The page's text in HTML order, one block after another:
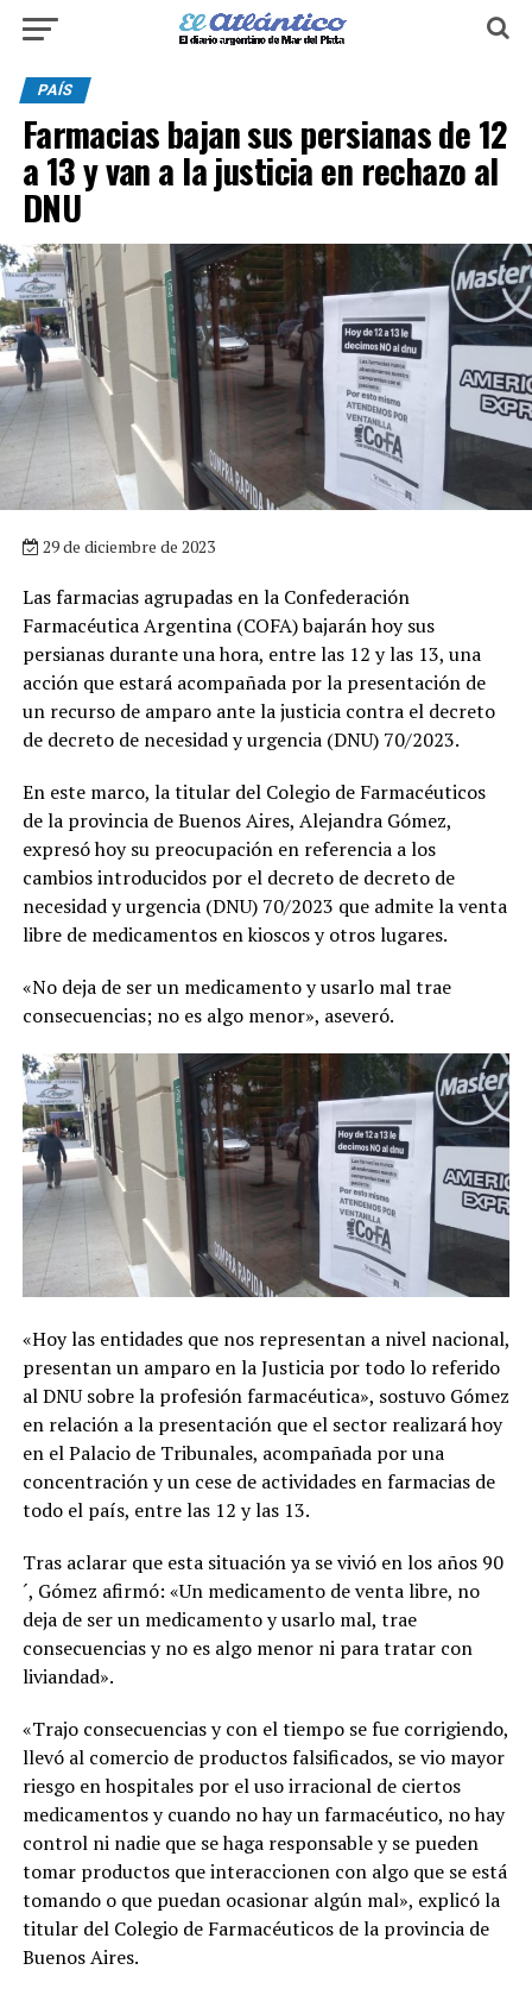
PAÍS
Farmacias bajan sus persianas de 12
a 13 y van a la justicia en rechazo al
DNU
29 de diciembre de 2023
Las farmacias agrupadas en la Confederación
Farmacéutica Argentina (COFA) bajarán hoy sus
persianas durante una hora, entre las 12 y las 13, una
acción que estará acompañada por la presentación de
un recurso de amparo ante la justicia contra el decreto
de decreto de necesidad y urgencia (DNU) 70/2023.
En este marco, la titular del Colegio de Farmacéuticos
de la provincia de Buenos Aires, Alejandra Gómez,
expresó hoy su preocupación en referencia a los
cambios introducidos por el decreto de decreto de
necesidad y urgencia (DNU) 70/2023 que admite la venta
libre de medicamentos en kioscos y otros lugares.
«No deja de ser un medicamento y usarlo mal trae
consecuencias; no es algo menor», aseveró.
«Hoy las entidades que nos representan a nivel nacional,
presentan un amparo en la Justicia por todo lo referido
al DNU sobre la profesión farmacéutica», sostuvo Gómez
en relación a la presentación que el sector realizará hoy
en el Palacio de Tribunales, acompañada por una
concentración y un cese de actividades en farmacias de
todo el país, entre las 12 y las 13.
Tras aclarar que esta situación ya se vivió en los años 90
´, Gómez afirmó: «Un medicamento de venta libre, no
deja de ser un medicamento y usarlo mal, trae
consecuencias y no es algo menor ni para tratar con
liviandad».
«Trajo consecuencias y con el tiempo se fue corrigiendo,
llevó al comercio de productos falsificados, se vio mayor
riesgo en hospitales por el uso irracional de ciertos
medicamentos y cuando no hay un farmacéutico, no hay
control ni nadie que se haga responsable y se pueden
tomar productos que interaccionen con algo que se está
tomando o que puedan ocasionar algún mal», explicó la
titular del Colegio de Farmacéuticos de la provincia de
Buenos Aires.